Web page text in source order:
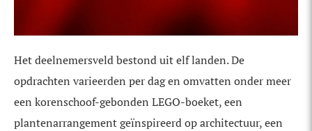
Het deelnemersveld bestond uit elf landen. De
opdrachten varieerden per dag en omvatten onder meer
een korenschoof-gebonden LEGO-boeket, een
plantenarrangement geïnspireerd op architectuur, een